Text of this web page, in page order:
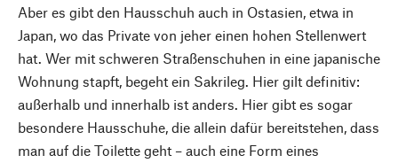
Aber es gibt den Hausschuh auch in Ostasien, etwa in
Japan, wo das Private von jeher einen hohen Stellenwert
hat. Wer mit schweren Straßenschuhen in eine japanische
Wohnung stapft, begeht ein Sakrileg. Hier gilt definitiv:
außerhalb und innerhalb ist anders. Hier gibt es sogar
besondere Hausschuhe, die allein dafür bereitstehen, dass
man auf die Toilette geht – auch eine Form eines